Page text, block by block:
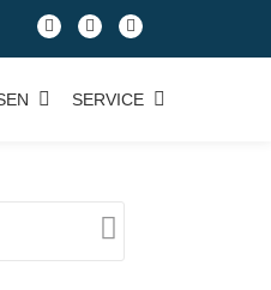
fa-
facebook
fa-
facebook
fa-
google-
plus-
SERVICE